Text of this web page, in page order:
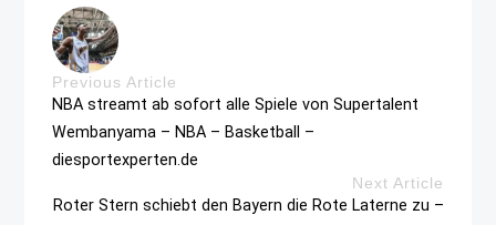
Previous Article
NBA streamt ab sofort alle Spiele von Supertalent
Wembanyama – NBA – Basketball –
diesportexperten.de
Next Article
Roter Stern schiebt den Bayern die Rote Laterne zu –